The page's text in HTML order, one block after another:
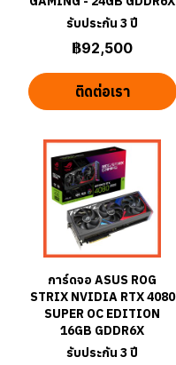
รับประกัน 3 ปี
฿92,500
ติดต่อเรา
การ์ดจอ ASUS ROG
STRIX NVIDIA RTX 4080
SUPER OC EDITION
16GB GDDR6X
รับประกัน 3 ปี